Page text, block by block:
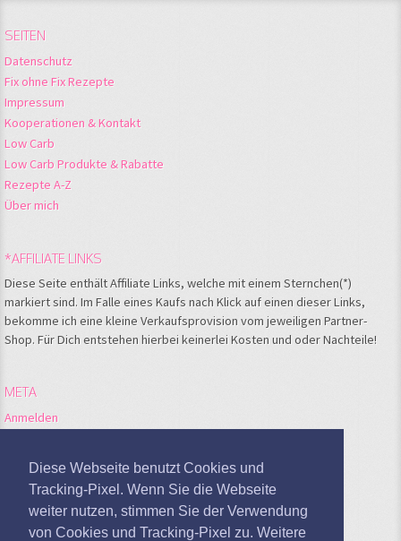
Diese Webseite benutzt Cookies und
Tracking-Pixel. Wenn Sie die Webseite
weiter nutzen, stimmen Sie der Verwendung
von Cookies und Tracking-Pixel zu. Weitere
SEITEN
Datenschutz
Fix ohne Fix Rezepte
Impressum
Kooperationen & Kontakt
Low Carb
Low Carb Produkte & Rabatte
Rezepte A-Z
Über mich
*AFFILIATE LINKS
Diese Seite enthält Affiliate Links, welche mit einem Sternchen(*)
markiert sind. Im Falle eines Kaufs nach Klick auf einen dieser Links,
bekomme ich eine kleine Verkaufsprovision vom jeweiligen Partner-
Shop. Für Dich entstehen hierbei keinerlei Kosten und oder Nachteile!
META
Anmelden
Kommentare-Feed
Google Analytics deaktivieren